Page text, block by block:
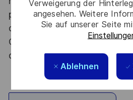
Verweigerung der
angesehen. Weitere
Sie auf unserer Seite
Ablehnen
procédure d’habilitation,
dispositions des articles
Code de la défense et de
du 09 août 2021.